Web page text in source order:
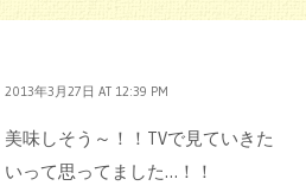
2013年3月27日 AT 12:39 PM
美味しそう～！！TVで見ていきた
いって思ってました…！！